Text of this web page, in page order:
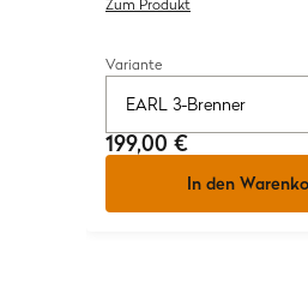
Zum Produkt
Variante
EARL 3-Brenner
199,00 €
In den